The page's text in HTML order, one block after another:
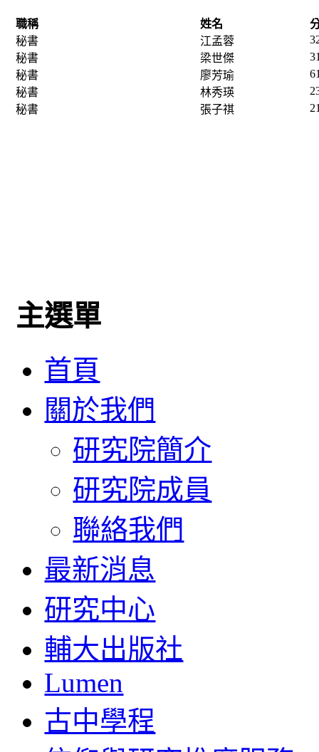
職稱 姓名
秘書
江孟蓉
秘書
梁世傑
秘書
廖芳瑜
秘書
林秀瑛
秘書
張子祺
主選單
首頁
關於我們
研究院簡介
研究院成員
聯絡我們
最新消息
研究中心
輔大出版社
Lumen
古中學程